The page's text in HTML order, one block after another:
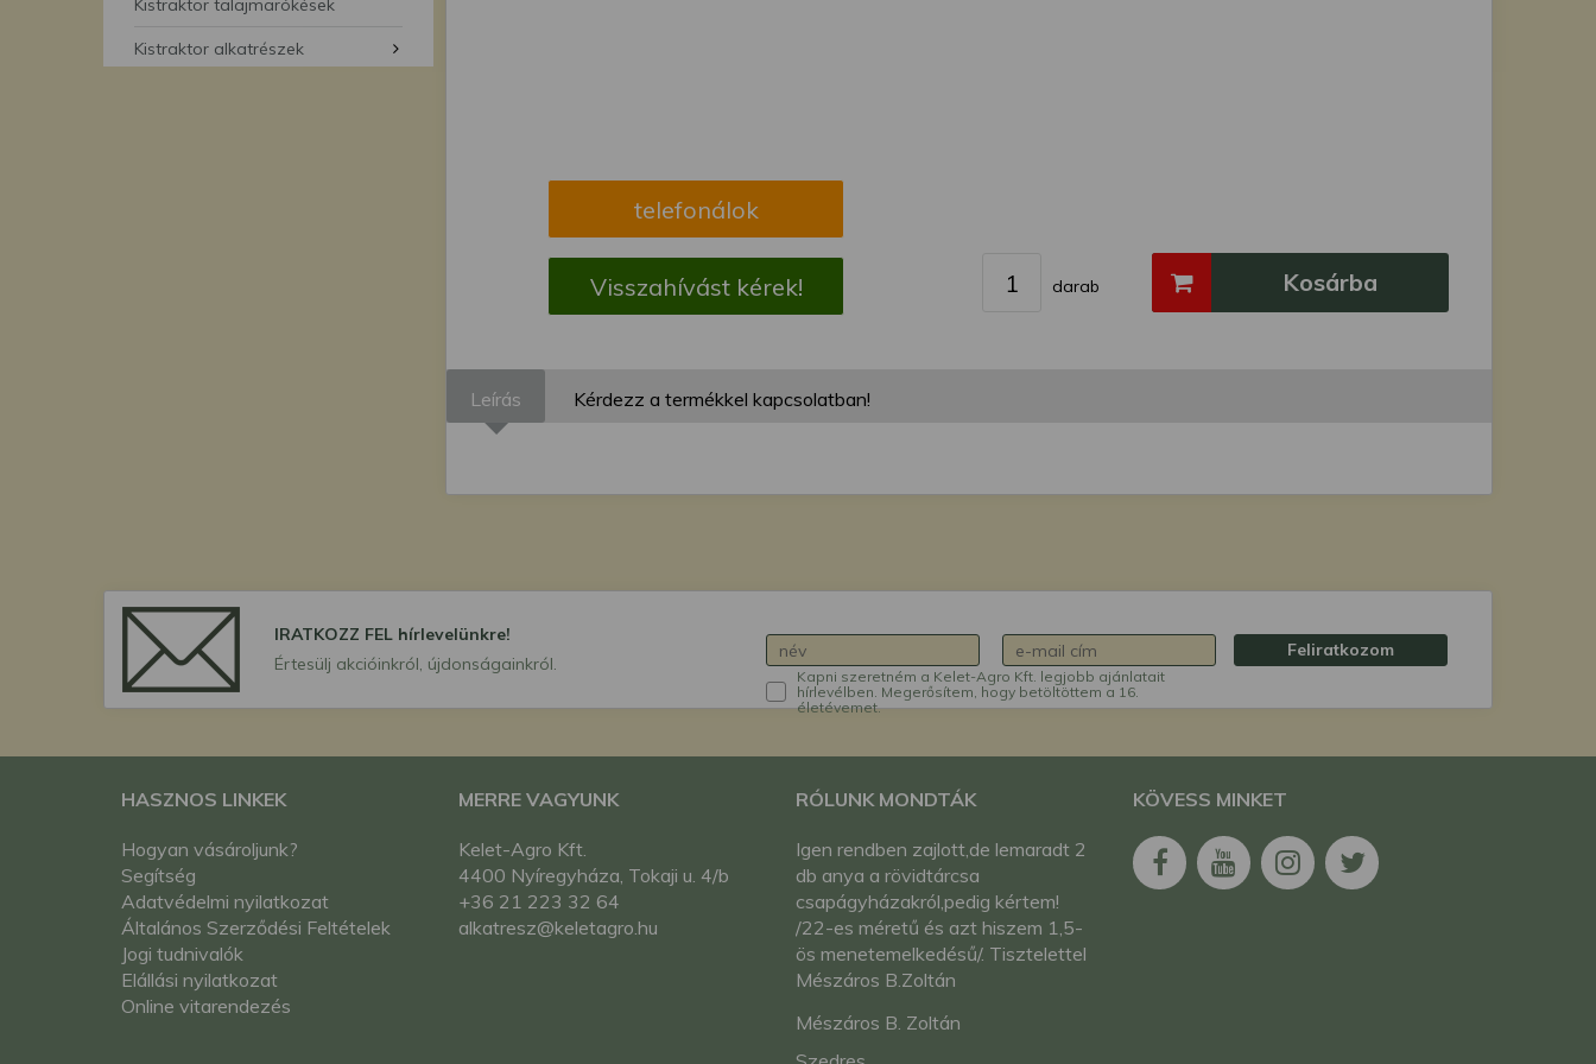
Kistraktor talajmarókések
Kistraktor alkatrészek
telefonálok
Visszahívást kérek! darab Kosárba
Leírás Kérdezz a termékkel kapcsolatban!
IRATKOZZ FEL hírlevelünkre!
Értesülj akcióinkról, újdonságainkról.
Kapni szeretném a Kelet-Agro Kft. legjobb ajánlatait
hírlevélben. Megerősítem, hogy betöltöttem a 16.
életévemet.
Feliratkozom
HASZNOS LINKEK
Hogyan vásároljunk?
Segítség
Adatvédelmi nyilatkozat
Általános Szerződési Feltételek
Jogi tudnivalók
Elállási nyilatkozat
Online vitarendezés
MERRE VAGYUNK
Kelet-Agro Kft.
4400 Nyíregyháza, Tokaji u. 4/b
+36 21 223 32 64
alkatresz@keletagro.hu
RÓLUNK MONDTÁK
Igen rendben zajlott,de lemaradt 2
db anya a rövidtárcsa
csapágyházakról,pedig kértem!
/22-es méretű és azt hiszem 1,5-
ös menetemelkedésű/. Tisztelettel
Mészáros B.Zoltán
Mészáros B. Zoltán
KÖVESS MINKET